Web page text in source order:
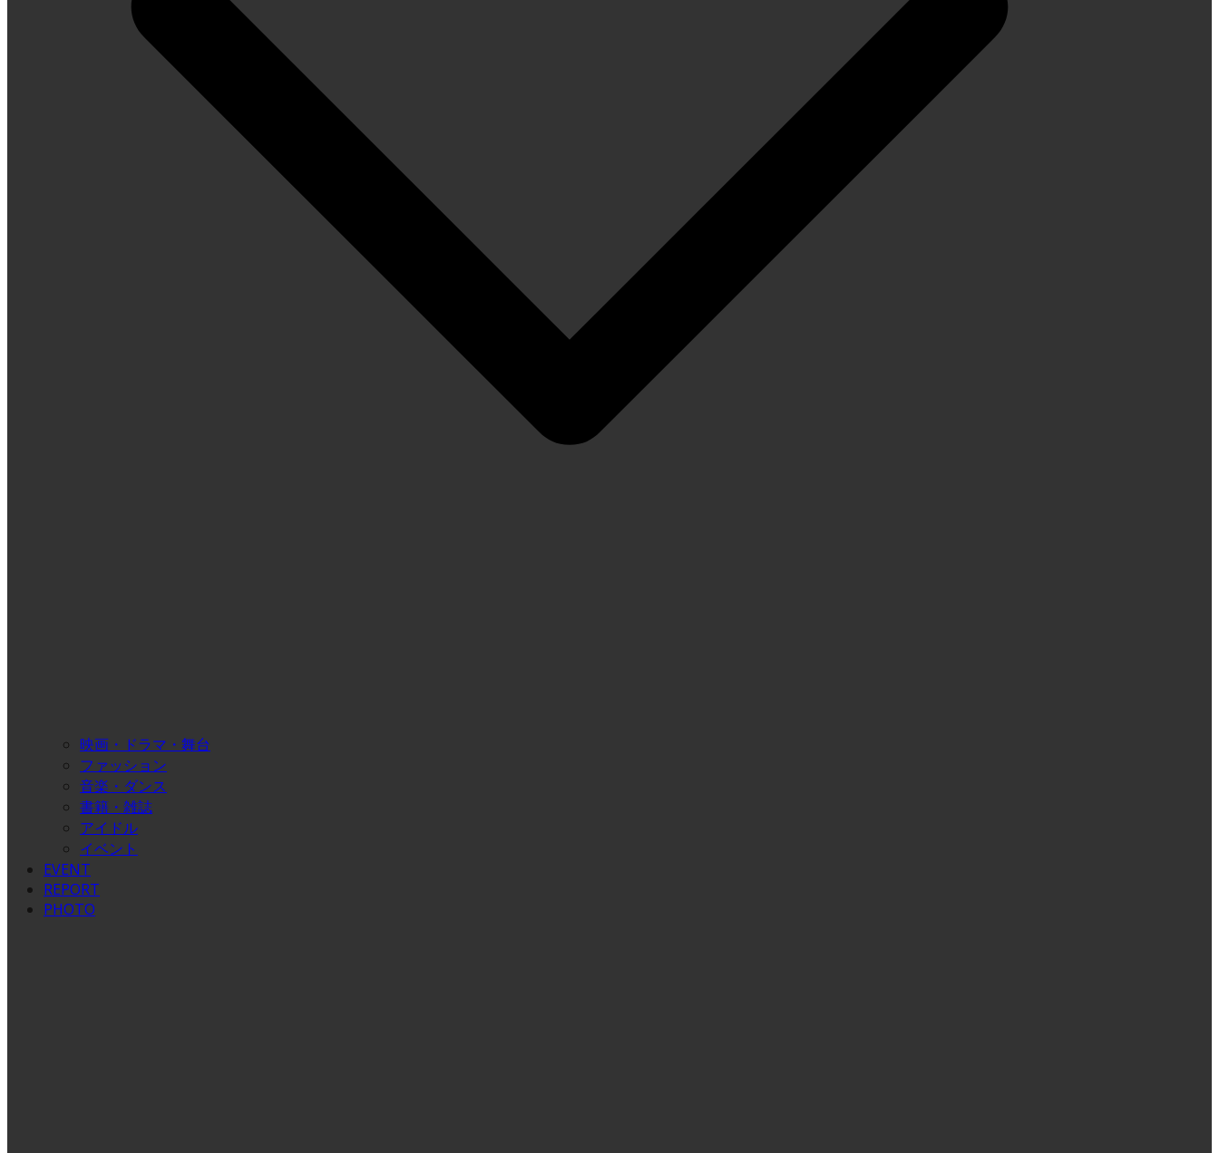
映画・ドラマ・舞台
ファッション
音楽・ダンス
書籍・雑誌
アイドル
イベント
EVENT
REPORT
PHOTO